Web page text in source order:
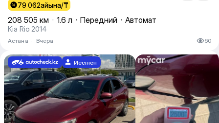
79 062айына/₸
208 505 км · 1.6 л · Передний · Автомат
Kia Rio 2014
Астана · Вчера 60
Иесінен